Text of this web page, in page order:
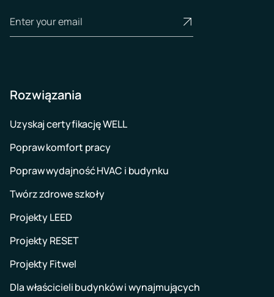
Rozwiązania
Uzyskaj certyfikację WELL
Popraw komfort pracy
Popraw wydajność HVAC i budynku
Twórz zdrowe szkoły
Projekty LEED
Projekty RESET
Projekty Fitwel
Dla właścicieli budynków i wynajmujących